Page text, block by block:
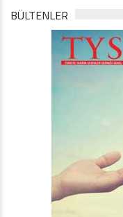
BÜLTENLER